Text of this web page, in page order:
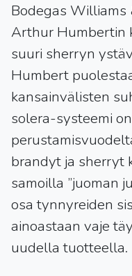
Bodegas
Arthur Humbertin
suuri sherryn
Humbert
kansainvälisten
solera-systeemi
brandyt ja sherryt
samoilla ”juoman
osa tynnyreiden
ainoastaan vaje
uudella tuotteella.